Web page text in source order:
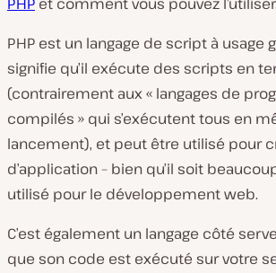
PHP est un langage de script à usage
signifie qu’il exécute des scripts en
(contrairement aux « langages de
compilés » qui s’exécutent tous en
lancement), et peut être utilisé pour
d’application – bien qu’il soit
utilisé pour le développement web.
C’est également un langage côté
que son code est exécuté sur votre